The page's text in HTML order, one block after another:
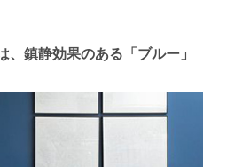
鎮静効果のある「ブルー」